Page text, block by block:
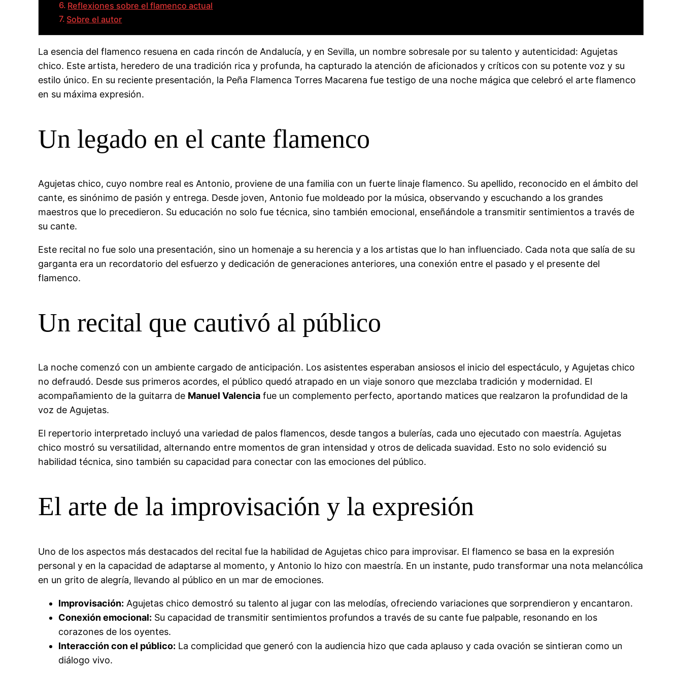
Reflexiones sobre el flamenco actual
Sobre el autor
La esencia del flamenco resuena en cada rincón de Andalucía, y en Sevilla, un nombre sobresale por su talento y autenticidad: Agujetas
chico. Este artista, heredero de una tradición rica y profunda, ha capturado la atención de aficionados y críticos con su potente voz y su
estilo único. En su reciente presentación, la Peña Flamenca Torres Macarena fue testigo de una noche mágica que celebró el arte flamenco
en su máxima expresión.
Un legado en el cante flamenco
Agujetas chico, cuyo nombre real es Antonio, proviene de una familia con un fuerte linaje flamenco. Su apellido, reconocido en el ámbito del
cante, es sinónimo de pasión y entrega. Desde joven, Antonio fue moldeado por la música, observando y escuchando a los grandes
maestros que lo precedieron. Su educación no solo fue técnica, sino también emocional, enseñándole a transmitir sentimientos a través de
su cante.
Este recital no fue solo una presentación, sino un homenaje a su herencia y a los artistas que lo han influenciado. Cada nota que salía de su
garganta era un recordatorio del esfuerzo y dedicación de generaciones anteriores, una conexión entre el pasado y el presente del
flamenco.
Un recital que cautivó al público
La noche comenzó con un ambiente cargado de anticipación. Los asistentes esperaban ansiosos el inicio del espectáculo, y Agujetas chico
no defraudó. Desde sus primeros acordes, el público quedó atrapado en un viaje sonoro que mezclaba tradición y modernidad. El
acompañamiento de la guitarra de Manuel Valencia fue un complemento perfecto, aportando matices que realzaron la profundidad de la
voz de Agujetas.
El repertorio interpretado incluyó una variedad de palos flamencos, desde tangos a bulerías, cada uno ejecutado con maestría. Agujetas
chico mostró su versatilidad, alternando entre momentos de gran intensidad y otros de delicada suavidad. Esto no solo evidenció su
habilidad técnica, sino también su capacidad para conectar con las emociones del público.
El arte de la improvisación y la expresión
Uno de los aspectos más destacados del recital fue la habilidad de Agujetas chico para improvisar. El flamenco se basa en la expresión
personal y en la capacidad de adaptarse al momento, y Antonio lo hizo con maestría. En un instante, pudo transformar una nota melancólica
en un grito de alegría, llevando al público en un mar de emociones.
Improvisación: Agujetas chico demostró su talento al jugar con las melodías, ofreciendo variaciones que sorprendieron y encantaron.
Conexión emocional: Su capacidad de transmitir sentimientos profundos a través de su cante fue palpable, resonando en los
corazones de los oyentes.
Interacción con el público: La complicidad que generó con la audiencia hizo que cada aplauso y cada ovación se sintieran como un
diálogo vivo.